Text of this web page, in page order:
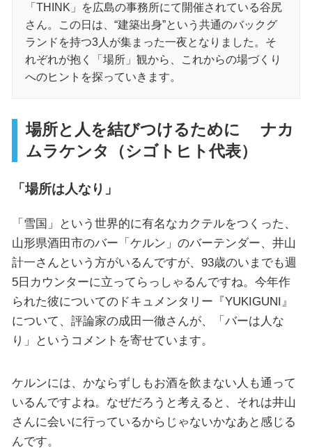
「THINK」を広島の事務所にて開催されている谷尻
さん。この日は、“建築出身”という共通のバックグ
ランドを持つ3人が集まった一夜となりました。そ
れぞれが抱く「場所」観から、これからの場づくり
へのヒントを探っていきます。
場所と人を結びつけるために ナカ
ムラケンタ（シゴトヒト代表）
「場所は人なり」
「雪国」という世界的に有名なカクテルをつくった、
山形県酒田市のバー「ケルン」のバーテンダー、井山
計一さんという方がいるんですが、93歳のいまでも週
5日カウンターに立ってらっしゃるんですね。今年作
られた彼についてのドキュメンタリー『YUKIGUNI』
について、評論家の成田一徹さんが、「バーは人な
り」というコメントを寄せています。
ケルンには、かならずしもお酒を飲まない人も通って
いるんですよね。なぜだろうと考えると、それは井山
さんに会いに行っているからじゃないかなあと感じる
んです。